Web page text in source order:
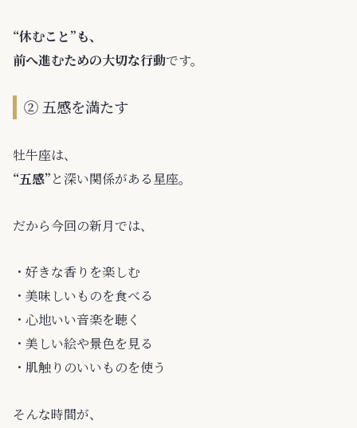
“休むこと”も、
前へ進むための大切な行動です。
② 五感を満たす
牡牛座は、
“五感”と深い関係がある星座。
だから今回の新月では、
・好きな香りを楽しむ
・美味しいものを食べる
・心地いい音楽を聴く
・美しい絵や景色を見る
・肌触りのいいものを使う
そんな時間が、